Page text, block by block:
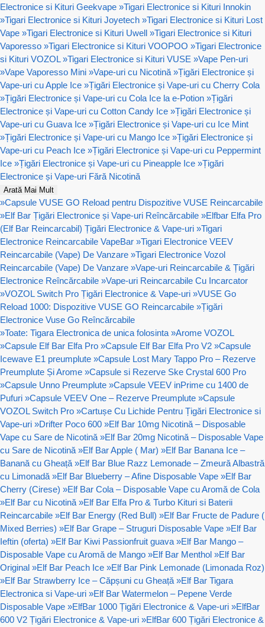
Electronice si Kituri Geekvape »Tigari Electronice si Kituri Innokin
»Tigari Electronice si Kituri Joyetech »Tigari Electronice si Kituri Lost
Vape »Tigari Electronice si Kituri Uwell »Tigari Electronice si Kituri
Vaporesso »Tigari Electronice si Kituri VOOPOO »Tigari Electronice
si Kituri VOZOL »Tigari Electronice si Kituri VUSE »Vape Pen-uri
»Vape Vaporesso Mini »Vape-uri cu Nicotină »Țigări Electronice și
Vape-uri cu Apple Ice »Țigări Electronice și Vape-uri cu Cherry Cola
»Țigări Electronice și Vape-uri cu Cola Ice la e-Potion »Țigări
Electronice și Vape-uri cu Cotton Candy Ice »Țigări Electronice și
Vape-uri cu Guava Ice »Țigări Electronice și Vape-uri cu Ice Mint
»Țigări Electronice și Vape-uri cu Mango Ice »Țigări Electronice și
Vape-uri cu Peach Ice »Țigări Electronice și Vape-uri cu Peppermint
Ice »Țigări Electronice și Vape-uri cu Pineapple Ice »Țigări
Electronice și Vape-uri Fără Nicotină
Arată Mai Mult
»Capsule VUSE GO Reload pentru Dispozitive VUSE Reincarcabile
»Elf Bar Țigări Electronice și Vape-uri Reîncărcabile »Elfbar Elfa Pro
(Elf Bar Reincarcabil) Țigări Electronice & Vape-uri »Tigari
Electronice Reincarcabile VapeBar »Tigari Electronice VEEV
Reincarcabile (Vape) De Vanzare »Tigari Electronice Vozol
Reincarcabile (Vape) De Vanzare »Vape-uri Reincarcabile & Țigări
Electronice Reîncărcabile »Vape-uri Reincarcabile Cu Incarcator
»VOZOL Switch Pro Țigări Electronice & Vape-uri »VUSE Go
Reload 1000: Dispozitive VUSE GO Reincarcabile »Țigări
Electronice Vuse Go Reîncărcabile
»Toate: Tigara Electronica de unica folosinta »Arome VOZOL
»Capsule Elf Bar Elfa Pro »Capsule Elf Bar Elfa Pro V2 »Capsule
Icewave E1 preumplute »Capsule Lost Mary Tappo Pro – Rezerve
Preumplute Și Arome »Capsule si Rezerve Ske Crystal 600 Pro
»Capsule Unno Preumplute »Capsule VEEV inPrime cu 1400 de
Pufuri »Capsule VEEV One – Rezerve Preumplute »Capsule
VOZOL Switch Pro »Cartușe Cu Lichide Pentru Țigări Electronice si
Vape-uri »Drifter Poco 600 »Elf Bar 10mg Nicotină – Disposable
Vape cu Sare de Nicotină »Elf Bar 20mg Nicotină – Disposable Vape
cu Sare de Nicotină »Elf Bar Apple ( Mar) »Elf Bar Banana Ice –
Banană cu Gheață »Elf Bar Blue Razz Lemonade – Zmeură Albastră
cu Limonadă »Elf Bar Blueberry – Afine Disposable Vape »Elf Bar
Cherry (Cirese) »Elf Bar Cola – Disposable Vape cu Aromă de Cola
»Elf Bar cu Nicotină »Elf Bar Elfa Pro & Turbo Kituri si Baterii
Reincarcabile »Elf Bar Energy (Red Bull) »Elf Bar Fructe de Padure (
Mixed Berries) »Elf Bar Grape – Struguri Disposable Vape »Elf Bar
Ieftin (oferta) »Elf Bar Kiwi Passionfruit guava »Elf Bar Mango –
Disposable Vape cu Aromă de Mango »Elf Bar Menthol »Elf Bar
Original »Elf Bar Peach Ice »Elf Bar Pink Lemonade (Limonada Roz)
»Elf Bar Strawberry Ice – Căpșuni cu Gheață »Elf Bar Tigara
Electronica si Vape-uri »Elf Bar Watermelon – Pepene Verde
Disposable Vape »ElfBar 1000 Țigări Electronice & Vape-uri »ElfBar
600 V2 Țigări Electronice & Vape-uri »ElfBar 600 Țigări Electronice &